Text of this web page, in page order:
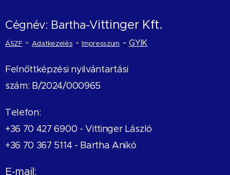
Cégnév: Bartha-Vittinger Kft.
ÁSZF- Adatkezelés -Impresszum -GYIK
Felnőttképzési nyilvántartási
szám: B/2024/000965
Telefon:
+36 70 427 6900 -Vittinger László
+36 70 367 5114 - Bartha Anikó
E-mail: